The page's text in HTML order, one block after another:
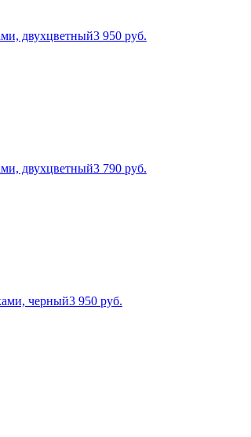
двухцветный3 950 руб.
двухцветный3 790 руб.
черный3 950 руб.